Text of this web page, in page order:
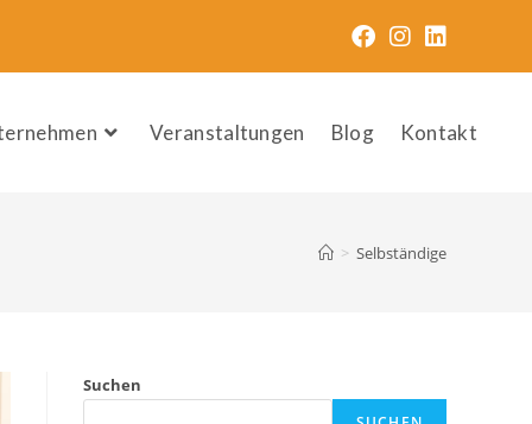
Veranstaltungen Blog Kontakt
> Selbständige
Suchen